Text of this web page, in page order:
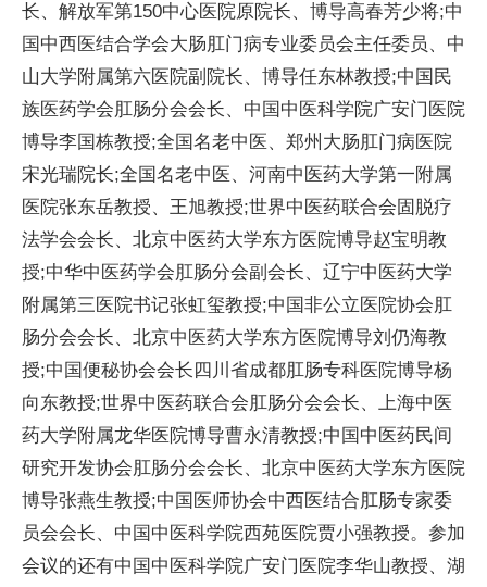
长、解放军第150中心医院原院长、博导高春芳少将;中
国中西医结合学会大肠肛门病专业委员会主任委员、中
山大学附属第六医院副院长、博导任东林教授;中国民
族医药学会肛肠分会会长、中国中医科学院广安门医院
博导李国栋教授;全国名老中医、郑州大肠肛门病医院
宋光瑞院长;全国名老中医、河南中医药大学第一附属
医院张东岳教授、王旭教授;世界中医药联合会固脱疗
法学会会长、北京中医药大学东方医院博导赵宝明教
授;中华中医药学会肛肠分会副会长、辽宁中医药大学
附属第三医院书记张虹玺教授;中国非公立医院协会肛
肠分会会长、北京中医药大学东方医院博导刘仍海教
授;中国便秘协会会长四川省成都肛肠专科医院博导杨
向东教授;世界中医药联合会肛肠分会会长、上海中医
药大学附属龙华医院博导曹永清教授;中国中医药民间
研究开发协会肛肠分会会长、北京中医药大学东方医院
博导张燕生教授;中国医师协会中西医结合肛肠专家委
员会会长、中国中医科学院西苑医院贾小强教授。参加
会议的还有中国中医科学院广安门医院李华山教授、湖